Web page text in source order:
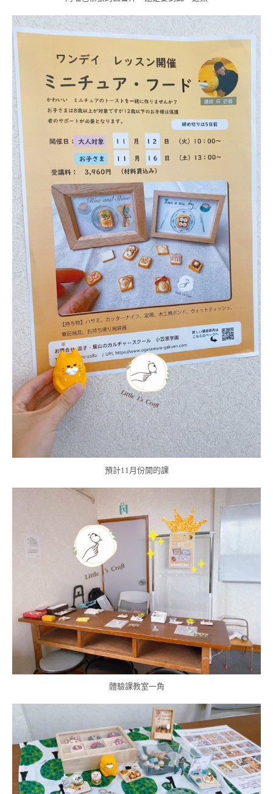
預計11月份開的課
體驗課教室一角